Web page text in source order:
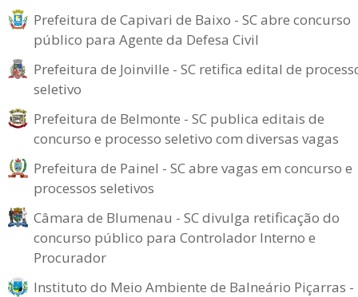
Prefeitura de Capivari de Baixo - SC abre concurso
público para Agente da Defesa Civil
Prefeitura de Joinville - SC retifica edital de
seletivo
Prefeitura de Belmonte - SC publica editais de
concurso e processo seletivo com diversas vagas
Prefeitura de Painel - SC abre vagas em concurso e
processos seletivos
Câmara de Blumenau - SC divulga retificação do
concurso público para Controlador Interno e
Procurador
Instituto do Meio Ambiente de Balneário Piçarras -